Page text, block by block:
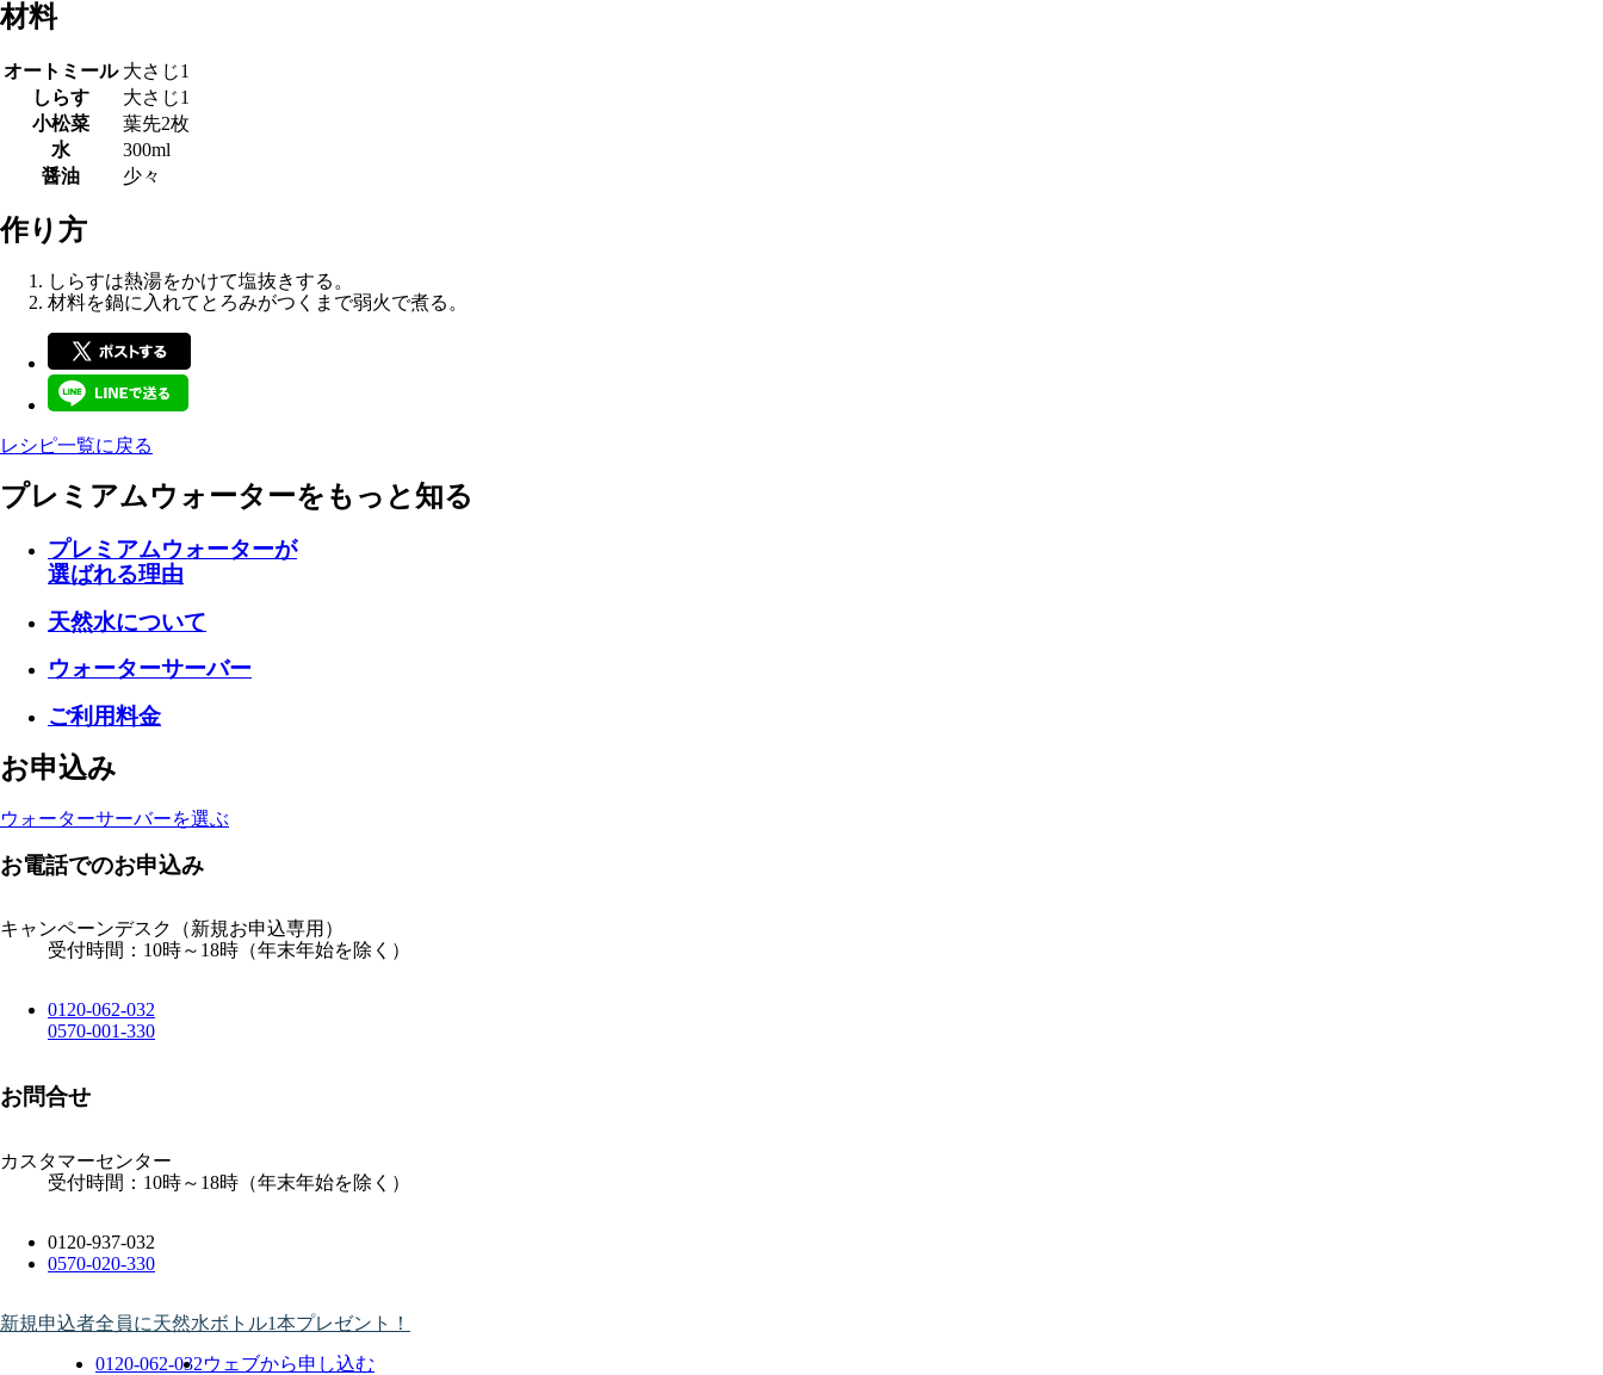
材料
オートミール 大さじ1
しらす
大さじ1
小松菜
葉先2枚
水
300ml
醤油
少々
作り方
しらすは熱湯をかけて塩抜きする。
材料を鍋に入れてとろみがつくまで弱火で煮る。
レシピ一覧に戻る
プレミアムウォーターを もっと知る
プレミアムウォーターが
選ばれる理由
天然水について
ウォーターサーバー
ご利用料金
お申込み
ウォーターサーバーを選ぶ
お電話でのお申込み
キャンペーンデスク
（新規お申込専用）
受付時間：10時～18時（年末年始を除く）
0120-062-032
0570-001-330
お問合せ
カスタマーセンター
受付時間：10時～18時（年末年始を除く）
0120-937-032
0570-020-330
新規申込者全員に天然水ボトル1本プレゼント！
0120-062-032ウェブから申し込む